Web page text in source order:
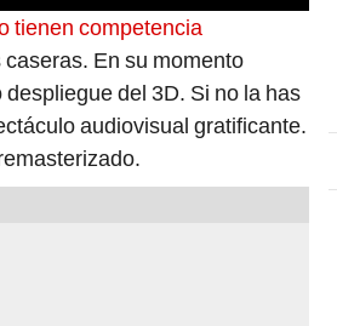
tienen competencia
En su momento
del 3D. Si no la has
audiovisual gratificante.